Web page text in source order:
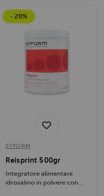
servizi.
- 20%
SYFORM
Reisprint 500gr
Integratore alimentare
idrosalino in polvere con